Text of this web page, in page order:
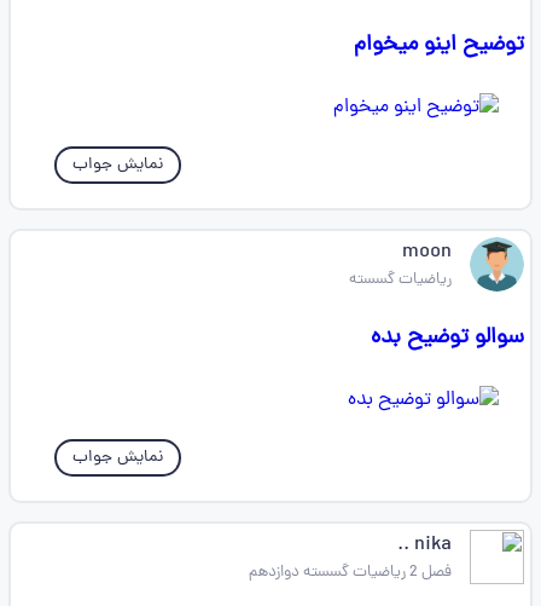
توضیح اینو میخوام
نمایش جواب
moon
ریاضیات گسسته
سوالو توضیح بده
نمایش جواب
nika ..
فصل 2 ریاضیات گسسته دوازدهم